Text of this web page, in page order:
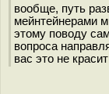
вообще, путь
мейнтейнерами
этому поводу
вопроса
вас это не красит